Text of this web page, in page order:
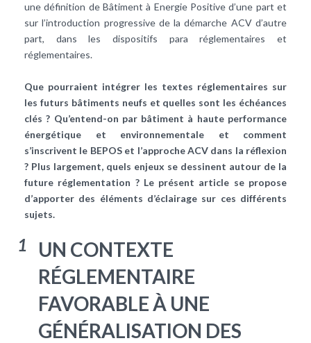
une définition de Bâtiment à Energie Positive d’une part et
sur l’introduction progressive de la démarche ACV d’autre
part, dans les dispositifs para réglementaires et
réglementaires.
Que pourraient intégrer les textes réglementaires sur
les futurs bâtiments neufs et quelles sont les échéances
clés ? Qu’entend-on par bâtiment à haute performance
énergétique et environnementale et comment
s’inscrivent le BEPOS et l’approche ACV dans la réflexion
? Plus largement, quels enjeux se dessinent autour de la
future réglementation ? Le présent article se propose
d’apporter des éléments d’éclairage sur ces différents
sujets.
1
UN CONTEXTE
RÉGLEMENTAIRE
FAVORABLE À UNE
GÉNÉRALISATION DES